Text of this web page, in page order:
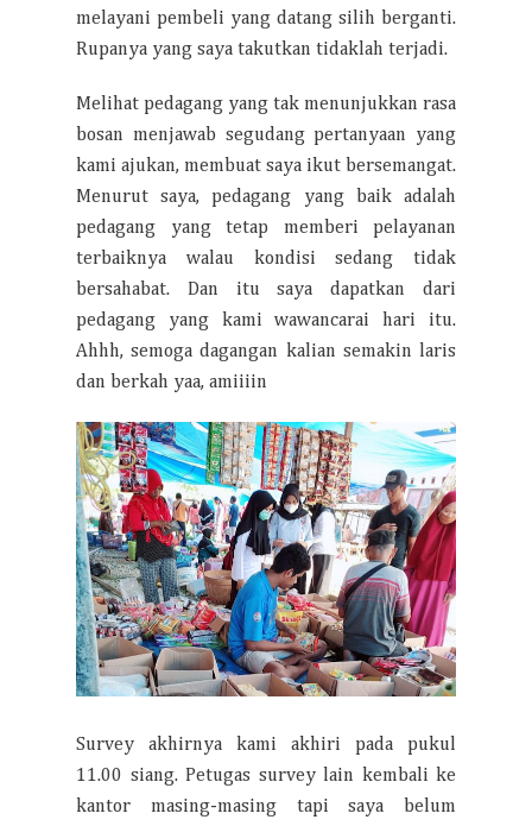
melayani pembeli yang datang silih berganti.
Rupanya yang saya takutkan tidaklah terjadi.
Melihat pedagang yang tak menunjukkan rasa
bosan menjawab segudang pertanyaan yang
kami ajukan, membuat saya ikut bersemangat.
Menurut saya, pedagang yang baik adalah
pedagang yang tetap memberi pelayanan
terbaiknya walau kondisi sedang tidak
bersahabat. Dan itu saya dapatkan dari
pedagang yang kami wawancarai hari itu.
Ahhh, semoga dagangan kalian semakin laris
dan berkah yaa, amiiiin
Survey akhirnya kami akhiri pada pukul
11.00 siang. Petugas survey lain kembali ke
kantor masing-masing tapi saya belum